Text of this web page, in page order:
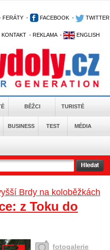
FERÁTY - FACEBOOK - TWITTER
KONTAKT - REKLAMA - ENGLISH
BĚŽCI TURISTÉ
BUSINESS TEST MÉDIA
Brdy na koloběžkách
z Toku do
fotogalerie